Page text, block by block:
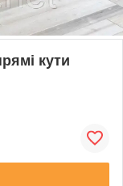
кути